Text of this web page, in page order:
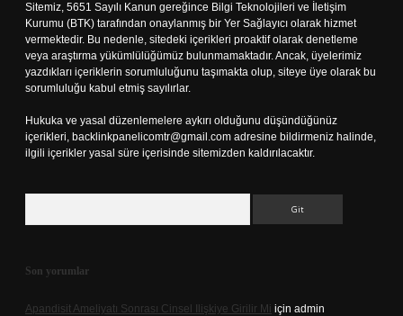
Sitemiz, 5651 Sayılı Kanun gereğince Bilgi Teknolojileri ve İletişim
Kurumu (BTK) tarafından onaylanmış bir Yer Sağlayıcı olarak hizmet
vermektedir. Bu nedenle, sitedeki içerikleri proaktif olarak denetleme
veya araştırma yükümlülüğümüz bulunmamaktadır. Ancak, üyelerimiz
yazdıkları içeriklerin sorumluluğunu taşımakta olup, siteye üye olarak bu
sorumluluğu kabul etmiş sayılırlar.
Hukuka ve yasal düzenlemelere aykırı olduğunu düşündüğünüz
içerikleri, backlinkpanelicomtr@gmail.com adresine bildirmeniz halinde,
ilgili içerikler yasal süre içerisinde sitemizden kaldırılacaktır.
Son yorumlar
Apandisit Ameliyatı Sonrası Cinsel Ilişkiye Girilir Mi için admin